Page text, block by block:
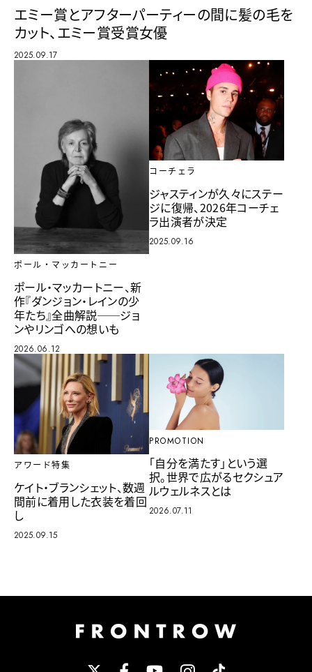
エミー賞とアフターパーティーの間に髪の毛を
カット、エミー賞受賞女優
2025.09.17
ポール・マッカートニー
ポール・マッカートニー、新
作『ダンジョン・レインの少
年たち』全曲解説──ジョ
ンやリンゴへの想いも
2026.06.12
コーチェラ
ジャスティンが久々にステー
ジに復帰、2026年コーチェ
ラ出演者が決定
2025.09.16
アワード特集
ケイト・ブランシェット、数週
間前に着用した衣装を着回
し
2025.09.15
PROMOTION
「自分を満たす」という選
択。世界で広がるセクシュア
ルウェルネスとは
2026.07.11